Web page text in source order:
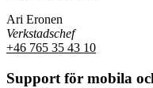
Ari Eronen
Verkstadschef
+46 765 35 43 10
Support för mobila